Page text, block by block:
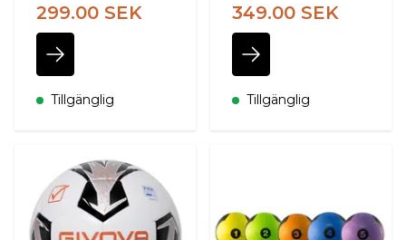
299.00 SEK
Tillgänglig
349.00 SEK
Tillgänglig